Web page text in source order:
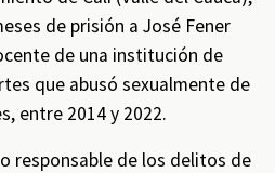
de prisión a José Fener
de una institución de
que abusó sexualmente de
entre 2014 y 2022.
responsable de los delitos de